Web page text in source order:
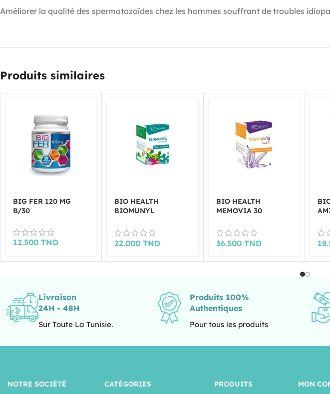
Améliorer la qualité des spermatozoïdes chez les hommes souffrant de troubles
Produits similaires
BIG FER 120 MG
B/30
12.500 TND
BIO HEALTH
BIOMUNYL
GELULES
22.000TND
BIO HEALTH
MEMOVIA 30
36.500 TND
Livraison
24H - 48H
Sur Toute La Tunisie.
Produits 100%
Authentiques
Pour tous les produits
NOTRE SOCIÉTÉ
CATÉGORIES
PRODUITS
MON